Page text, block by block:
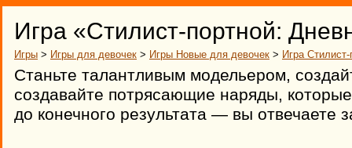
Игра «Стилист-портной:
Игры > Игры для девочек > Игры Новые для девочек > Игра
Станьте талантливым модельером,
создавайте потрясающие наряды,
до конечного результата — вы отвечаете